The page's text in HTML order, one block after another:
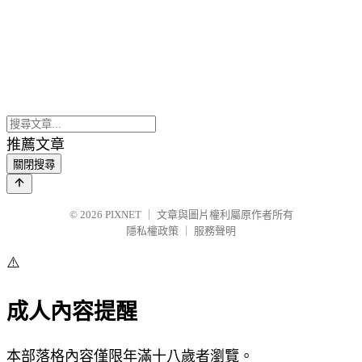
推薦文章
關閉搜尋
© 2026 PIXNET
文章與圖片權利屬原作者所有
隱私權政策
服務聲明
⚠️
成人內容提醒
本部落格內容僅限年滿十八歲者瀏覽。